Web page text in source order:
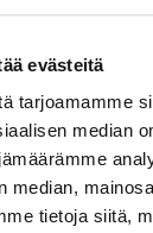
evästeitä
tarjoamamme
median
median,
tietoja siitä,